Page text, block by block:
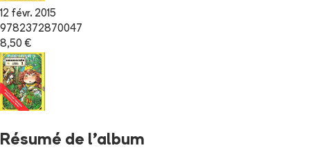
12 févr. 2015
9782372870047
8,50 €
Résumé de l'album